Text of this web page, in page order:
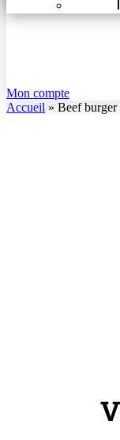
Mon compte
Accueil » Beef burger